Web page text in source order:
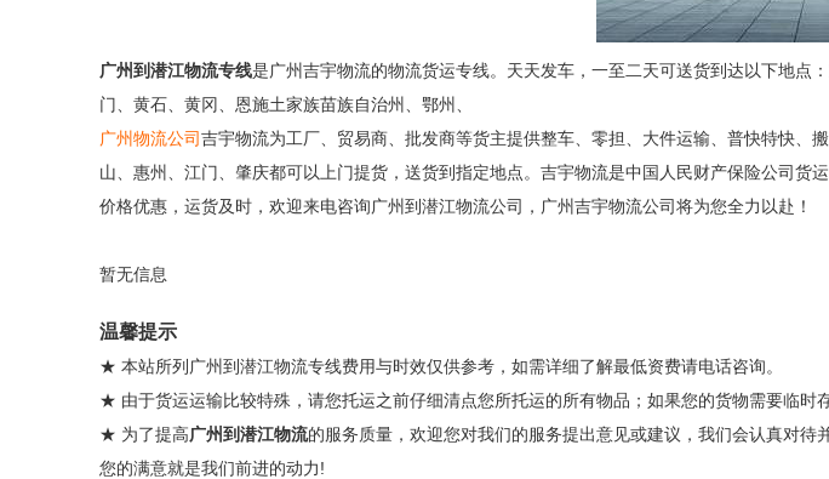
广州到潜江物流专线是广州吉宇物流的物流货运专线。天天发车，一至二天可送货到达以下地点
门、黄石、黄冈、恩施土家族苗族自治州、鄂州、
广州物流公司吉宇物流为工厂、贸易商、批发商等货主提供整车、零担、大件运输、普快特快、
山、惠州、江门、肇庆都可以上门提货，送货到指定地点。吉宇物流是中国人民财产保险公司
价格优惠，运货及时，欢迎来电咨询广州到潜江物流公司，广州吉宇物流公司将为您全力以赴！
暂无信息
温馨提示
★ 本站所列广州到潜江物流专线费用与时效仅供参考，如需详细了解最低资费请电话咨询。
★ 由于货运运输比较特殊，请您托运之前仔细清点您所托运的所有物品；如果您的货物需要临时
★ 为了提高广州到潜江物流的服务质量，欢迎您对我们的服务提出意见或建议，我们会认真对
您的满意就是我们前进的动力!